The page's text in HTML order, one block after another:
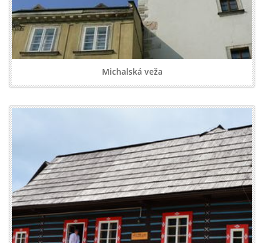
Michalská veža